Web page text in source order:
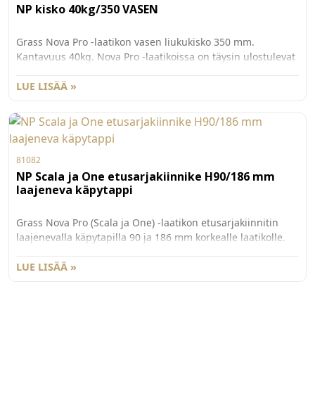
NP kisko 40kg/350 VASEN
Grass Nova Pro -laatikon vasen liukukisko 350 mm.
Kantavuus 40kg. Nova Pro -laatikoissa on täysin ulostulevat
sulkeutuminen ja synkronoitu kiskon rakenne tarjoavat
LUE LISÄÄ »
81082
NP Scala ja One etusarjakiinnike H90/186 mm
laajeneva käpytappi
Grass Nova Pro (Scala ja One) -laatikon etusarjakiinnitin
laajenevalla käpytapilla 90 ja 186 mm korkealle laatikolle.
lisäkiinnitin G81085. Myydään kappaleittain. 100 kpl/ltk.
LUE LISÄÄ »